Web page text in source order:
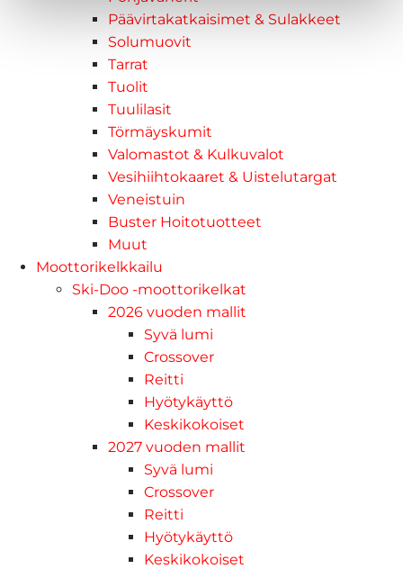
Päävirtakatkaisimet & Sulakkeet
Solumuovit
Tarrat
Tuolit
Tuulilasit
Törmäyskumit
Valomastot & Kulkuvalot
Vesihiihtokaaret & Uistelutargat
Veneistuin
Buster Hoitotuotteet
Muut
Moottorikelkkailu
Ski-Doo -moottorikelkat
2026 vuoden mallit
Syvä lumi
Crossover
Reitti
Hyötykäyttö
Keskikokoiset
2027 vuoden mallit
Syvä lumi
Crossover
Reitti
Hyötykäyttö
Keskikokoiset